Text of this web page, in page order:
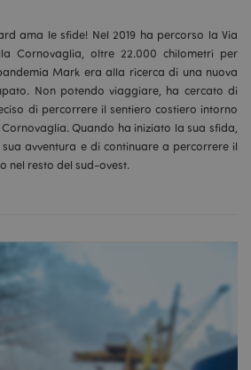
ama le sfide! Nel 2019 ha percorso la Via
Cornovaglia, oltre 22.000 chilometri per
Mark era alla ricerca di una nuova
Non potendo viaggiare, ha cercato di
di percorrere il sentiero costiero intorno
Quando ha iniziato la sua sfida,
avventura e di continuare a percorrere il
nel resto del sud-ovest.